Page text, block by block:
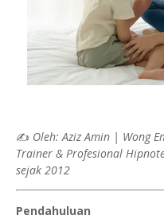
✍ Oleh: Aziz Amin | Wong
Trainer & Profesional
sejak 2012
Pendahuluan